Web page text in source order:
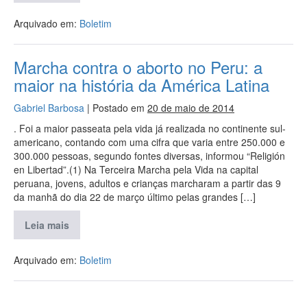
Arquivado em: Boletim
Marcha contra o aborto no Peru: a
maior na história da América Latina
Gabriel Barbosa | Postado em 20 de maio de 2014
. Foi a maior passeata pela vida já realizada no continente sul-
americano, contando com uma cifra que varia entre 250.000 e
300.000 pessoas, segundo fontes diversas, informou “Religión
en Libertad”.(1) Na Terceira Marcha pela Vida na capital
peruana, jovens, adultos e crianças marcharam a partir das 9
da manhã do dia 22 de março último pelas grandes […]
Leia mais
Arquivado em: Boletim